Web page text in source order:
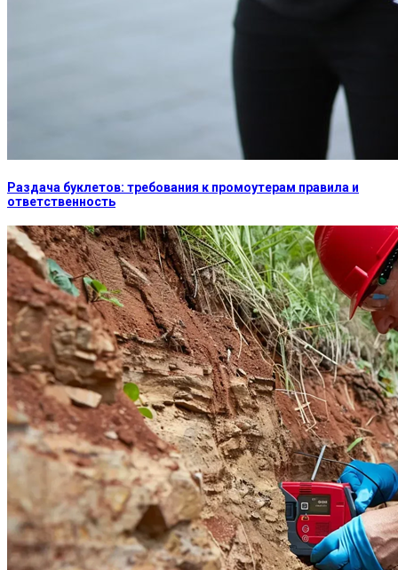
Раздача буклетов: требования к промоутерам правила и
ответственность